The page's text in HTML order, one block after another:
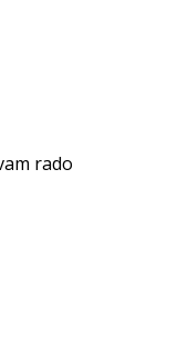
rado